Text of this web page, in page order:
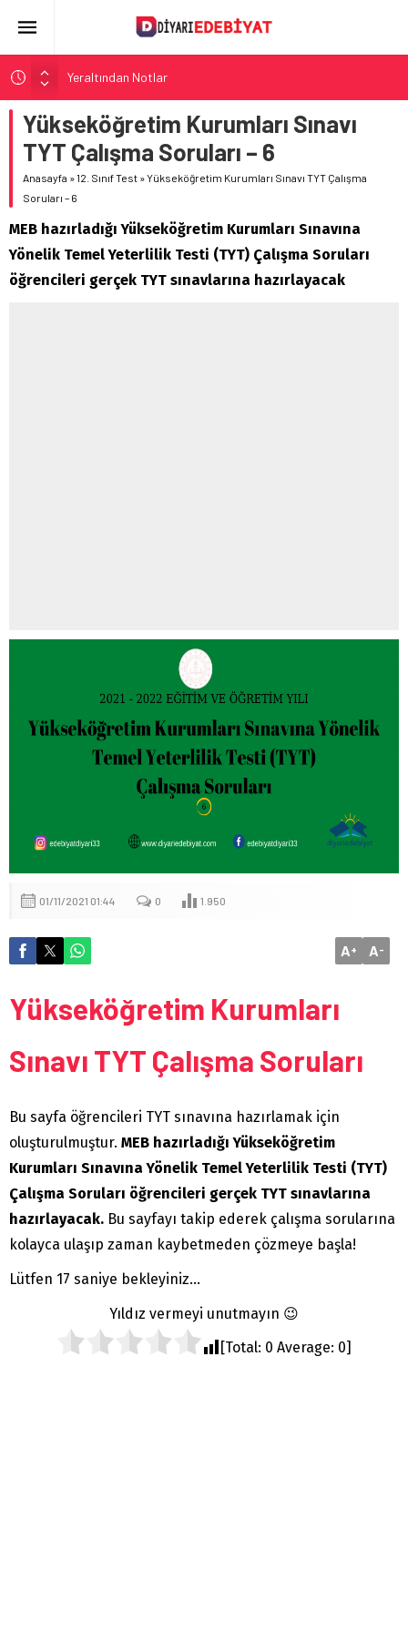
Yeraltından Notlar
Aylak Adam
Zebercet
Demiryolu Hikâyecileri
Korkuyu Beklerken
Yükseköğretim Kurumları Sınavı
TYT Çalışma Soruları – 6
Anasayfa »12. Sınıf Test »Yükseköğretim Kurumları Sınavı TYT Çalışma
Soruları – 6
MEB hazırladığı Yükseköğretim Kurumları Sınavına
Yönelik Temel Yeterlilik Testi (TYT) Çalışma Soruları
öğrencileri gerçek TYT sınavlarına hazırlayacak
01/11/2021 01:44 0 1.950
A+ A-
Yükseköğretim Kurumları
Sınavı TYT Çalışma Soruları
Bu sayfa öğrencileri TYT sınavına hazırlamak için
oluşturulmuştur. MEB hazırladığı Yükseköğretim
Kurumları Sınavına Yönelik Temel Yeterlilik Testi (TYT)
Çalışma Soruları öğrencileri gerçek TYT sınavlarına
hazırlayacak. Bu sayfayı takip ederek çalışma sorularına
kolayca ulaşıp zaman kaybetmeden çözmeye başla!
Lütfen 16 saniye bekleyiniz...
Yıldız vermeyi unutmayın 😉
[Total: 0 Average: 0]